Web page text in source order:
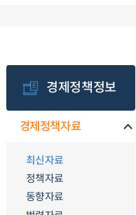
경제정책정보
경제정책자료
최신자료
정책자료
동향자료